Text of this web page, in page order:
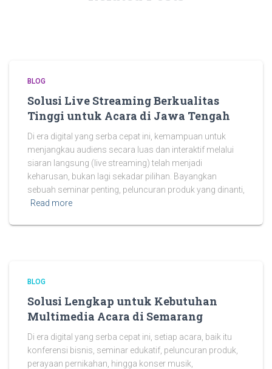
BLOG
Solusi Live Streaming Berkualitas
Tinggi untuk Acara di Jawa Tengah
Di era digital yang serba cepat ini, kemampuan untuk
menjangkau audiens secara luas dan interaktif melalui
siaran langsung (live streaming) telah menjadi
keharusan, bukan lagi sekadar pilihan. Bayangkan
sebuah seminar penting, peluncuran produk yang dinanti,
Read more
BLOG
Solusi Lengkap untuk Kebutuhan
Multimedia Acara di Semarang
Di era digital yang serba cepat ini, setiap acara, baik itu
konferensi bisnis, seminar edukatif, peluncuran produk,
perayaan pernikahan, hingga konser musik,